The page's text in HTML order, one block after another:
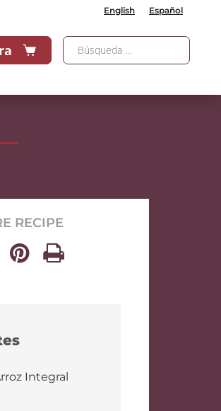
English Español
RECIPE
Integral